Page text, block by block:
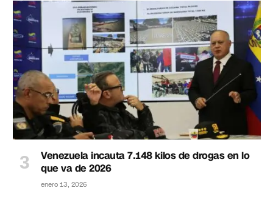
Venezuela incauta 7.148 kilos de drogas en lo
que va de 2026
enero 13, 2026